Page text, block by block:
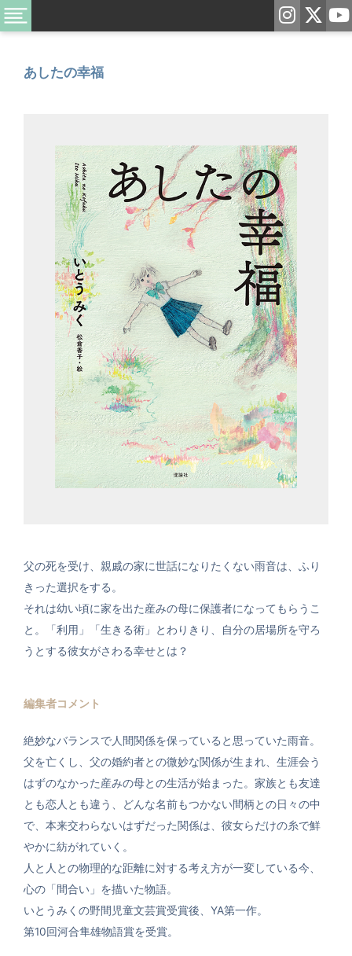
あしたの幸福
父の死を受け、親戚の家に世話になりたくない雨音は、ふり
きった選択をする。
それは幼い頃に家を出た産みの母に保護者になってもらうこ
と。「利用」「生きる術」とわりきり、自分の居場所を守ろ
うとする彼女がさわる幸せとは？
編集者コメント
絶妙なバランスで人間関係を保っていると思っていた雨音。
父を亡くし、父の婚約者との微妙な関係が生まれ、生涯会う
はずのなかった産みの母との生活が始まった。家族とも友達
とも恋人とも違う、どんな名前もつかない間柄との日々の中
で、本来交わらないはずだった関係は、彼女らだけの糸で鮮
やかに紡がれていく。
人と人との物理的な距離に対する考え方が一変している今、
心の「間合い」を描いた物語。
いとうみくの野間児童文芸賞受賞後、YA第一作。
第10回河合隼雄物語賞を受賞。